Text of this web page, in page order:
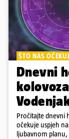
ŠTO NAS
Dnevni
Pročitajte dnevni
očekuje uspjeh
ljubavnom planu,